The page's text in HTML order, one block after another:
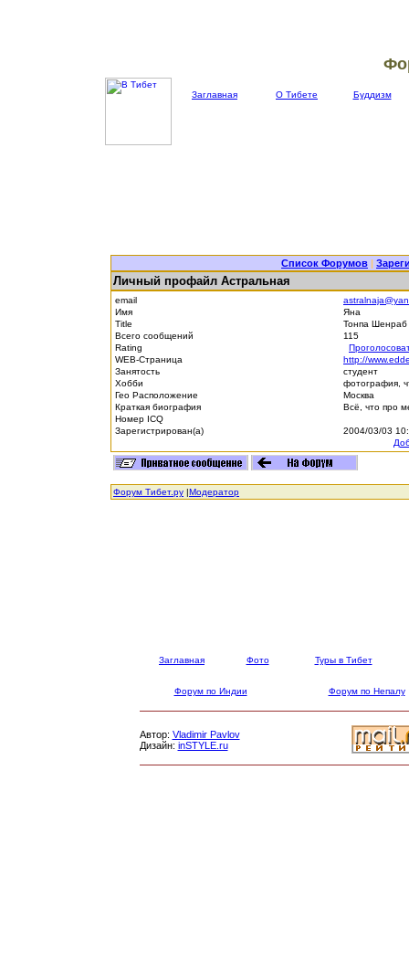
Заглавная О Тибете Буддизм
Список Форумов |
Личный профайл Астральная
email
Имя
Яна
Title
Тонпа Шенраб
Всего сообщений
115
Rating
WEB-Страница
http://
Занятость
студент
Хобби
фотография,
Гео Расположение
Москва
Краткая биография
Всё, что про
Номер ICQ
Зарегистрирован(а)
2004/03/03
Форум Тибет.ру |Модератор
Заглавная Фото Туры в Тибет
Форум по Индии Форум по Непалу
Автор: Vladimir Pavlov
Дизайн: inSTYLE.ru